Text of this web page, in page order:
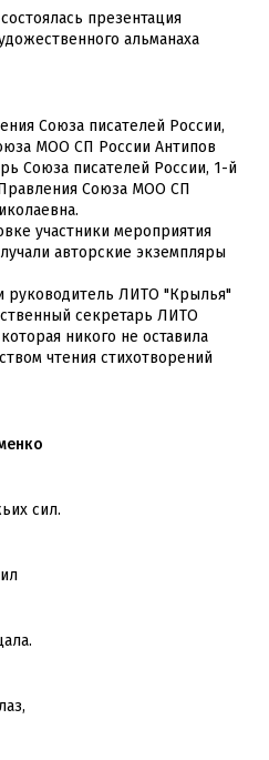
презентация
альманаха
Союза писателей России,
МОО СП России Антипов
Союза писателей России, 1-й
Союза МОО СП
участники мероприятия
авторские экземпляры
руководитель ЛИТО "Крылья"
секретарь ЛИТО
никого не оставила
чтения стихотворений
сил.